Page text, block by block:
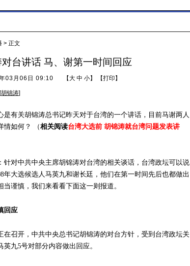
> 正文
台讲话 马、谢第一时间回应
03月06日 09:10 【大 中 小】 【打印 】
胡锦涛]
是有关胡锦涛总书记昨天对于台湾的一个讲话，目前马谢两人
情如何？ （相关阅读台湾大选前 胡锦涛就台湾问题发表讲
针对中共中央主席胡锦涛对台湾的相关谈话，台湾政坛可以说
年大选候选人马英九和谢长廷，他们在第一时间先后也都做出
谨慎，我们来看看下面这一则报道。
回应
在召开，中共中央总书记胡锦涛的对台方针，受到台湾政坛关
九5号对部分内容做出回应。